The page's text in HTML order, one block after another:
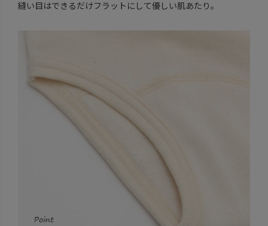
縫い目はできるだけフラットにして優しい肌あたり。